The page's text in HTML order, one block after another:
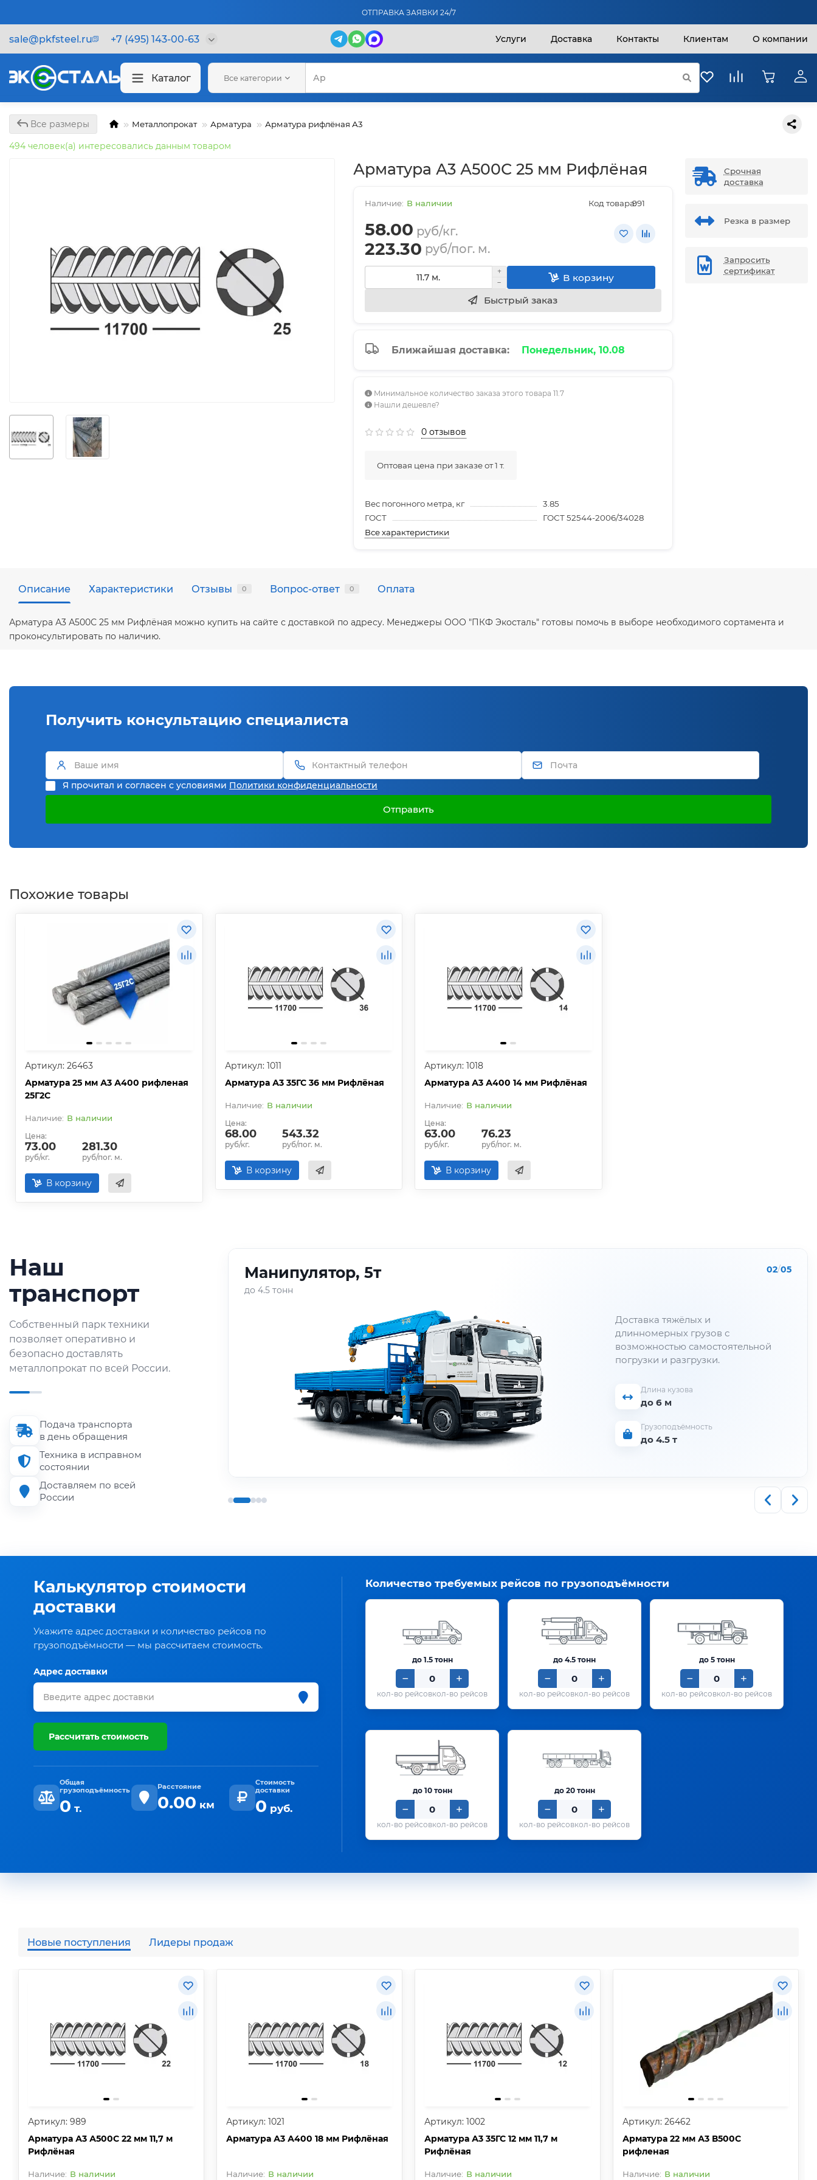
ОТПРАВКА ЗАЯВКИ 24/7
sale@pkfsteel.ru +7 (495) 143-00-63 Услуги Доставка Контакты Клиентам О компании
Каталог Все категории
Все размеры Металлопрокат Арматура Арматура рифлёная А3
494 человек(а) интересовались данным товаром
Арматура А3 А500С 25 мм Рифлёная
В наличии Код товара:991
58.00 руб/кг.
223.30 руб/пог. м.
В корзину
Быстрый заказ
Ближайшая доставка: Понедельник, 10.08
Минимальное количество заказа этого товара 11.7
Нашли дешевле?
0 отзывов
Оптовая цена при заказе от 1 т.
Вес погонного метра, кг
3.85
ГОСТ
ГОСТ 52544-2006/34028
Все характеристики
Срочная
доставка
Резка в размер
Запросить
сертификат
Описание Характеристики Отзывы 0 Вопрос-ответ 0 Оплата
Арматура А3 А500С 25 мм Рифлёная можно купить на сайте с доставкой по адресу. Менеджеры ООО "ПКФ Экосталь" готовы помочь в выборе необходимого сортамента и
проконсультировать по наличию.
Получить консультацию специалиста
Я прочитал и согласен с условиями Политики конфиденциальности
Отправить
Похожие товары
Артикул: 26463
Арматура 25 мм А3 А400 рифленая
25Г2С
В наличии
Цена:
73.00
руб/кг.
281.30
руб/пог. м.
В корзину
Артикул: 1011
Арматура А3 35ГС 36 мм Рифлёная
В наличии
Цена:
68.00
руб/кг.
543.32
руб/пог. м.
В корзину
Артикул: 1018
Арматура А3 А400 14 мм Рифлёная
В наличии
Цена:
63.00
руб/кг.
76.23
руб/пог. м.
В корзину
Наш
транспорт
Собственный парк техники
позволяет оперативно и
безопасно доставлять
металлопрокат по всей России.
Подача транспорта
в день обращения
Техника в исправном
состоянии
Доставляем по всей
России
Оперативная доставка
небольших партий
металлопроката по городу и
области.
Грузоподъёмность
до 1.5 т
Манипулятор, 5т
до 4.5 тонн
02/05
Доставка тяжёлых и
длинномерных грузов с
возможностью самостоятельной
погрузки и разгрузки.
Длина кузова
до 6 м
Грузоподъёмность
до 4.5 т
Калькулятор стоимости
доставки
Укажите адрес доставки и количество рейсов по
грузоподъёмности — мы рассчитаем стоимость.
Адрес доставки
Рассчитать стоимость
Общая
грузоподъёмность
0 т.
Расстояние
0.00 км
Стоимость
доставки
0 руб.
Количество требуемых рейсов по грузоподъёмности
до 1.5 тонн
кол-во рейсов
до 4.5 тонн
кол-во рейсов
до 5 тонн
кол-во рейсов
до 10 тонн
кол-во рейсов
до 20 тонн
кол-во рейсов
Новые поступления Лидеры продаж
Артикул: 989
Арматура А3 А500С 22 мм 11,7 м
Рифлёная
В наличии
Артикул: 1021
Арматура А3 А400 18 мм Рифлёная
В наличии
Артикул: 1002
Арматура А3 35ГС 12 мм 11,7 м
Рифлёная
В наличии
Артикул: 26462
Арматура 22 мм А3 В500С
рифленая
В наличии